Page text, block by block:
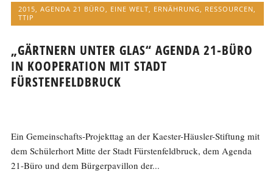
2015,AGENDA 21 BÜRO, EINE WELT, ERNÄHRUNG, RESSOURCEN,
TTIP
„GÄRTNERN UNTER GLAS“ AGENDA 21-BÜRO
IN KOOPERATION MIT STADT
FÜRSTENFELDBRUCK
Ein Gemeinschafts-Projekttag an der Kaester-Häusler-Stiftung mit
dem Schülerhort Mitte der Stadt Fürstenfeldbruck, dem Agenda
21-Büro und dem Bürgerpavillon der...